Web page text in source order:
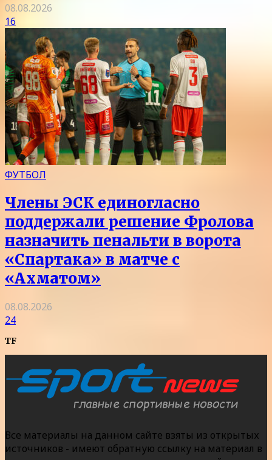
08.08.2026
16
ФУТБОЛ
Члены ЭСК единогласно
поддержали решение Фролова
назначить пенальти в ворота
«Спартака» в матче с
«Ахматом»
08.08.2026
24
TF
Все материалы на данном сайте взяты из открытых
источников - имеют обратную ссылку на материал в